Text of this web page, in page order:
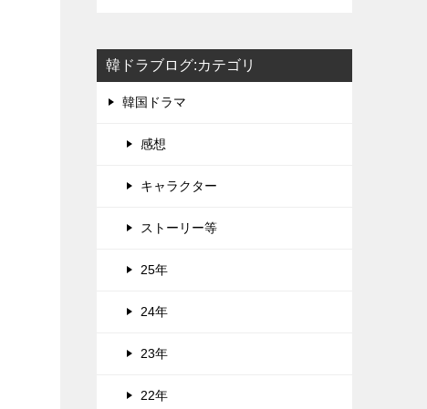
韓ドラブログ:カテゴリ
韓国ドラマ
感想
キャラクター
ストーリー等
25年
24年
23年
22年